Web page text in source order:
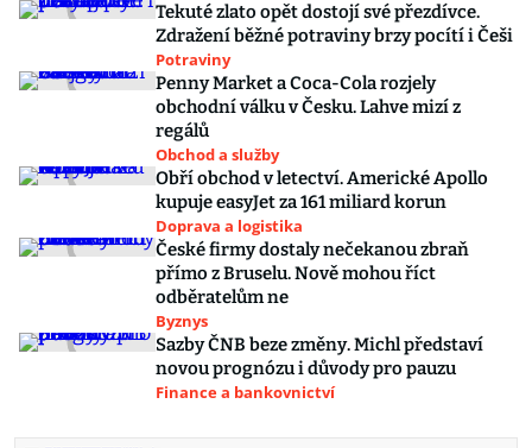
Tekuté zlato opět dostojí své přezdívce.
Zdražení běžné potraviny brzy pocítí i Češi
Potraviny
Penny Market a Coca-Cola rozjely
obchodní válku v Česku. Lahve mizí z
regálů
Obchod a služby
Obří obchod v letectví. Americké Apollo
kupuje easyJet za 161 miliard korun
Doprava a logistika
České firmy dostaly nečekanou zbraň
přímo z Bruselu. Nově mohou říct
odběratelům ne
Byznys
Sazby ČNB beze změny. Michl představí
novou prognózu i důvody pro pauzu
Finance a bankovnictví